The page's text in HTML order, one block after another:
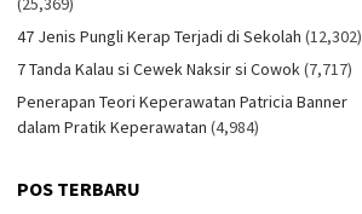
47 Jenis Pungli Kerap Terjadi di Sekolah (12,302)
7 Tanda Kalau si Cewek Naksir si Cowok(7,717)
Penerapan Teori Keperawatan Patricia Banner
dalam Pratik Keperawatan (4,984)
POS TERBARU